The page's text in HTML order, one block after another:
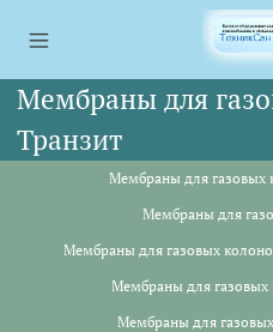
Мембраны для
Транзит
Мембраны для газовых
Мембраны для
Мембраны для газовых
Мембраны для газовых
Мембраны для
<a href="https://
<a href="https://